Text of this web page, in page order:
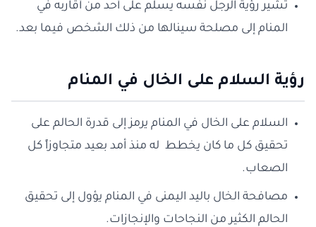
تشير رؤية الرجل نفسه يسلم على أحد من أقاربه في
المنام إلى مصلحة سينالها من ذلك الشخص فيما بعد.
رؤية السلام على الخال في المنام
السلام على الخال في المنام يرمز إلى قدرة الحالم على
تحقيق كل ما كان يخطط له منذ أمد بعيد متجاوزاً كل
الصعاب.
مصافحة الخال باليد اليمنى في المنام يؤول إلى تحقيق
الحالم الكثير من النجاحات والإنجازات.